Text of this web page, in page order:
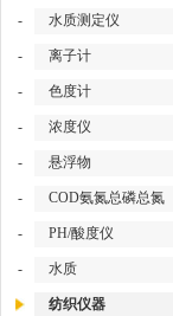
- 水质测定仪
- 离子计
- 色度计
- 浓度仪
- 悬浮物
- COD氨氮总磷总氮
- PH/酸度仪
- 水质
纺织仪器